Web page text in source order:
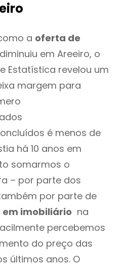
a oferta de
em Areeiro, o
Estatística revelou um
margem para
é menos de
há 10 anos em
somarmos o
– por parte dos
por parte de
em imobiliário na
percebemos
do preço das
últimos anos. O